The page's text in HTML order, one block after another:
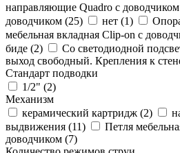
направляющие Quadro с
доводчиком (25) нет (1)
мебельная вкладная Clip-on с
биде (2)
Со светодиодной
выход свободный. Крепления к
Стандарт подводки
1/2" (2)
Механизм
керамический картридж (2)
выдвижения (11)
Петля
доводчиком (7)